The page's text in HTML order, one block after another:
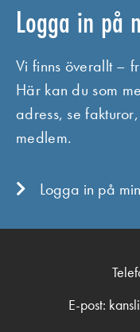
Logga in på
Vi finns överallt –
Här kan du som
adress, se
medlem.
Logga in på
E-post: